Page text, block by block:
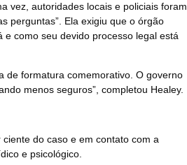
vez, autoridades locais e policiais foram
perguntas”. Ela exigiu que o órgão
como seu devido processo legal está
de formatura comemorativo. O governo
menos seguros”, completou Healey.
do caso e em contato com a
e psicológico.